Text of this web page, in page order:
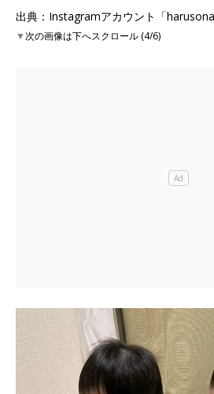
出典：Instagramアカウント「
▼次の画像は下へスクロール (4/6)